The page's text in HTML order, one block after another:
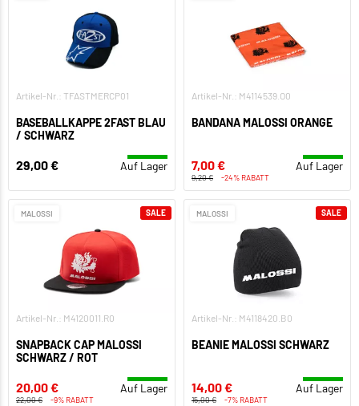
Artikel-Nr.: TFASTMERCP01
BASEBALLKAPPE 2FAST BLAU
/ SCHWARZ
29,00 € Auf Lager
Artikel-Nr.: M4114539.O0
BANDANA MALOSSI ORANGE
7,00 € Auf Lager
9,20 € -24% RABATT
MALOSSI
Artikel-Nr.: M4120011.R0
SNAPBACK CAP MALOSSI
SCHWARZ / ROT
20,00 € Auf Lager
22,00 € -9% RABATT
SALE MALOSSI
Artikel-Nr.: M4118420.B0
BEANIE MALOSSI SCHWARZ
14,00 € Auf Lager
15,00 € -7% RABATT
SALE